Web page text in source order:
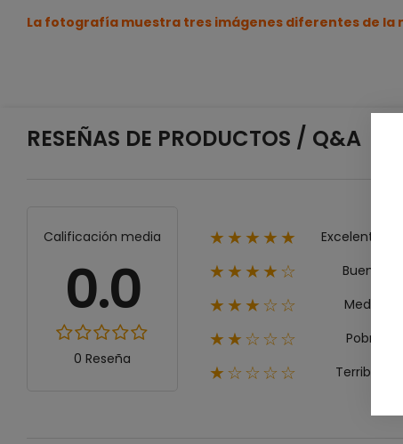
La fotografía muestra tres imágenes diferentes de
RESEÑAS DE PRODUCTOS / Q&A
Calificación media
0.0
0 Reseña
★★★★★ Excelente
★★★★☆ Bueno
★★★☆☆ Medio
★★☆☆☆ Pobre
★☆☆☆☆ Terrible